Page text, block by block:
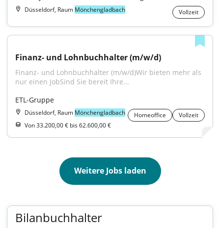
Düsseldorf, Raum Mönchengladbach Vollzeit
Finanz- und Lohnbuchhalter (m/w/d)
Finanz- und Lohnbuchhalter (m/w/d)Wir bieten mehr als
nur einen JobSind Sie bereit Ihre...
ETL-Gruppe
Düsseldorf, Raum Mönchengladbach Homeoffice
Vollzeit
Von 33.200,00 € bis 62.600,00 €
Weitere Jobs laden
Bilanbuchhalter